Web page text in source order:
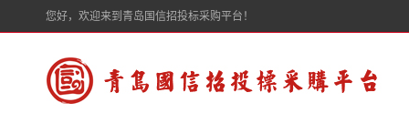
您好，欢迎来到青岛国信招投标采购平台！